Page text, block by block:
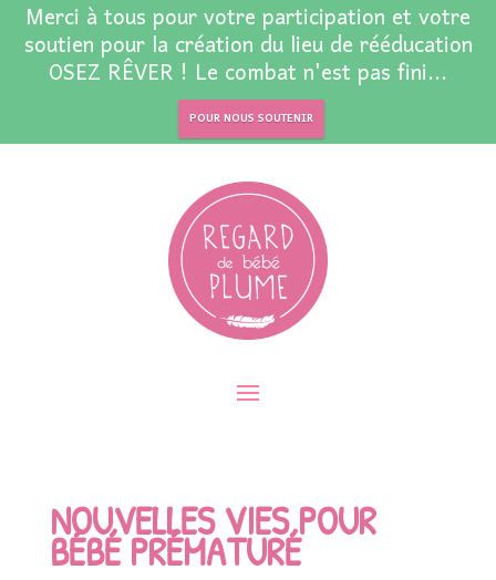
Merci à tous pour votre participation et votre
soutien pour la création du lieu de rééducation
OSEZ RÊVER ! Le combat n'est pas fini...
POUR NOUS SOUTENIR
NOUVELLES VIES POUR
BÉBÉ PRÉMATURÉ